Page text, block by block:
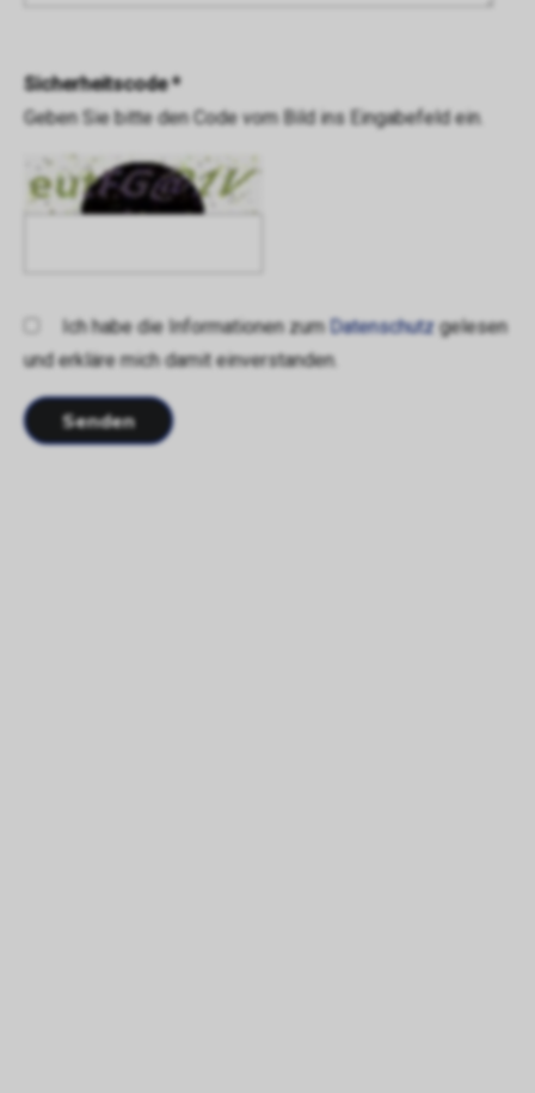
Sicherheitscode *
Geben Sie bitte den Code vom Bild ins Eingabefeld ein.
Ich habe die Informationen zum Datenschutzgelesen
und erkläre mich damit einverstanden.